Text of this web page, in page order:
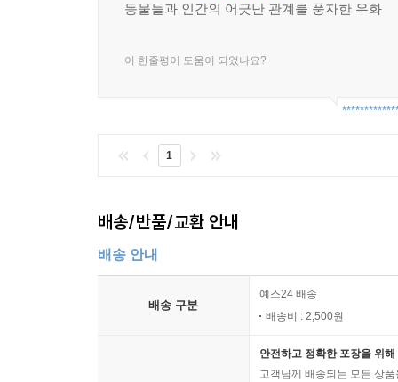
동물들과 인간의 어긋난 관계를 풍자한 우화
이 한줄평이 도움이 되었나요?
1
배송/반품/교환 안내
배송 안내
배송 구분
예스24 배송
배송비 : 2,500원
안전하고 정확한 포장을 위
고객님께 배송되는 모든 상